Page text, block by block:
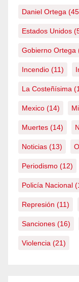
Daniel Ortega
Estados Unidos
Gobierno Ortega
Incendio (11)
La Costeñísima
Mexico (14)
Muertes (14)
Noticias (13)
Periodismo (12)
Policía Nacional
Represión (11)
Sanciones (16)
Violencia (21)